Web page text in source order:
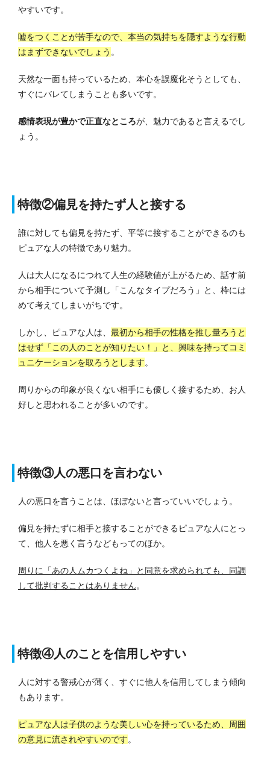
やすいです。
嘘をつくことが苦手なので、本当の気持ちを隠すような行動
はまずできないでしょう 。
天然な一面も持っているため、本心を誤魔化そうとしても、
すぐにバレてしまうことも多いです。
感情表現が豊かで正直なところが、魅力であると言えるでし
ょう。
特徴②偏見を持たず人と接する
誰に対しても偏見を持たず、平等に接することができるのも
ピュアな人の特徴であり魅力。
人は大人になるにつれて人生の経験値が上がるため、話す前
から相手について予測し「こんなタイプだろう」と、枠には
めて考えてしまいがちです。
しかし、ピュアな人は、 最初から相手の性格を推し量ろうと
はせず「この人のことが知りたい！」と、興味を持ってコミ
ュニケーションを取ろうとします。
周りからの印象が良くない相手にも優しく接するため、お人
好しと思われることが多いのです。
特徴③人の悪口を言わない
人の悪口を言うことは、ほぼないと言っていいでしょう。
偏見を持たずに相手と接することができるピュアな人にとっ
て、他人を悪く言うなどもってのほか。
周りに「あの人ムカつくよね」と同意を求められても、同調
して批判することはありません。
特徴④人のことを信用しやすい
人に対する警戒心が薄く、すぐに他人を信用してしまう傾向
もあります。
ピュアな人は子供のような美しい心を持っているため、周囲
の意見に流されやすいのです。